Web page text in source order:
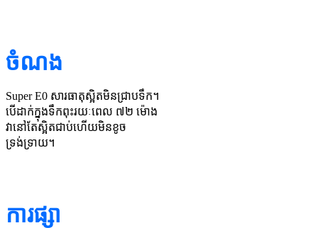
ចំណង
Super E0 សារធាតុស្អិតមិនជ្រាបទឹក។
បើ​ដាក់​ក្នុង​ទឹក​ពុះ​រយៈពេល ៧២ ម៉ោង
វា​នៅ​តែ​ស្អិត​ជាប់​ហើយ​មិន​ខូច​
ទ្រង់ទ្រាយ។
ការផ្សា